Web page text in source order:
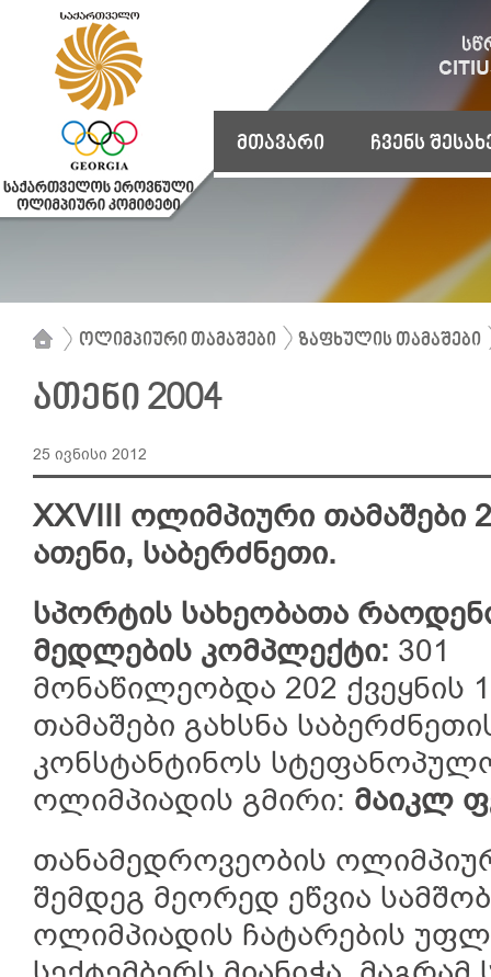
მთავარი ჩვენს
ოლიმპიური თამაშები ზაფხულის თამაშები
ათენი 2004
25 ივნისი 2012
XXVIII ოლიმპიური თამაშები
ათენი, საბერძნეთი.
სპორტის სახეობათა
მედლების კომპლექტი: 301
მონაწილეობდა 202 ქვეყნის
თამაშები გახსნა
კონსტანტინოს
ოლიმპიადის გმირი: მაიკლ
თანამედროვეობის
შემდეგ მეორედ ეწვია
ოლიმპიადის ჩატარების